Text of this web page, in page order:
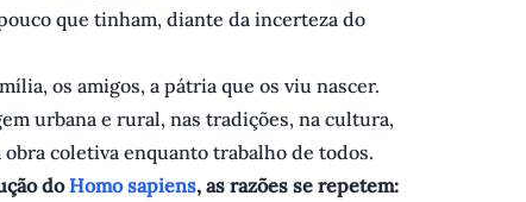
que tinham, diante da incerteza do
os amigos, a pátria que os viu nascer.
urbana e rural, nas tradições, na cultura,
coletiva enquanto trabalho de todos.
doHomo sapiens, as razões se repetem: